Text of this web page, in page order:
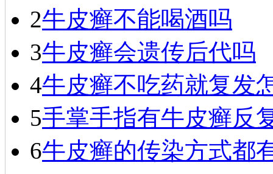
2牛皮癣不能喝酒吗
3牛皮癣会遗传后代吗
4牛皮癣不吃药就复发
5手掌手指有牛皮癣反
6牛皮癣的传染方式都